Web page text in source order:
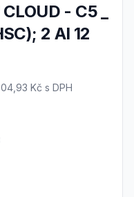
2 AI 12
s DPH
Kč s DPH